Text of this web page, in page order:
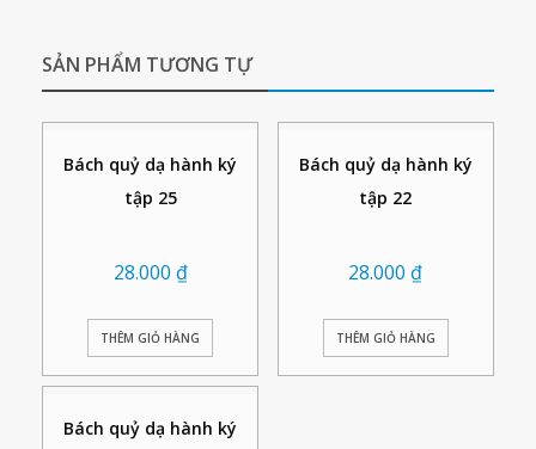
SẢN PHẨM TƯƠNG TỰ
Bách quỷ dạ hành ký
tập 25
28.000 ₫
THÊM GIỎ HÀNG
Bách quỷ dạ hành ký
tập 22
28.000 ₫
THÊM GIỎ HÀNG
Bách quỷ dạ hành ký